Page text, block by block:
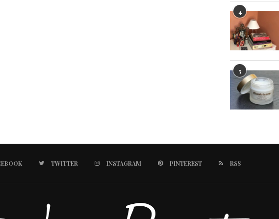
4
5
TWITTER INSTAGRAM PINTEREST RSS